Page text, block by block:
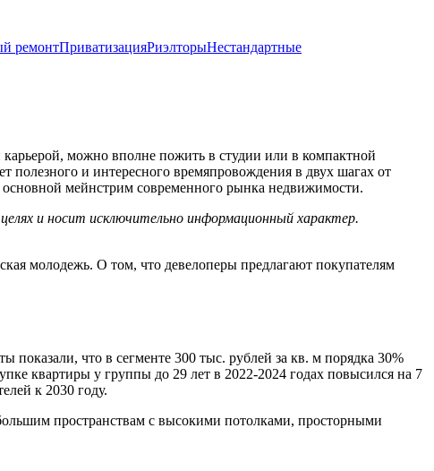
ремонтПриватизацияРиэлторыНестандартные
можно вполне пожить в студии или в компактной
полезного и интересного времяпровождения в двух шагах от
основной мейнстрим современного рынка недвижимости.
и носит исключительно информационный характер.
молодежь. О том, что девелоперы предлагают покупателям
показали, что в сегменте 300 тыс. рублей за кв. м порядка 30%
квартиры у группы до 29 лет в 2022-2024 годах повысился на 7
к 2030 году.
пространствам с высокими потолками, просторными